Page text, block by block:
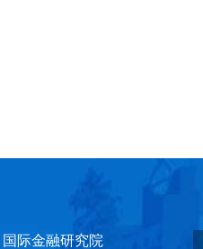
国际金融研究院